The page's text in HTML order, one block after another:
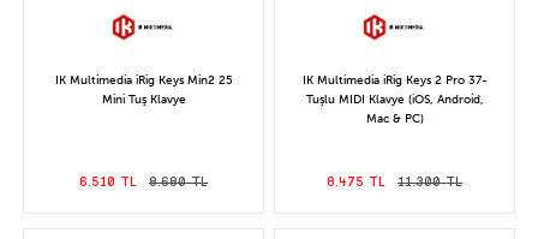
IK Multimedia iRig Keys Min2 25
Mini Tuş Klavye
6.510 TL 8.680 TL
IK Multimedia iRig Keys 2 Pro 37-
Tuşlu MIDI Klavye (iOS, Android,
Mac & PC)
8.475 TL 11.300 TL